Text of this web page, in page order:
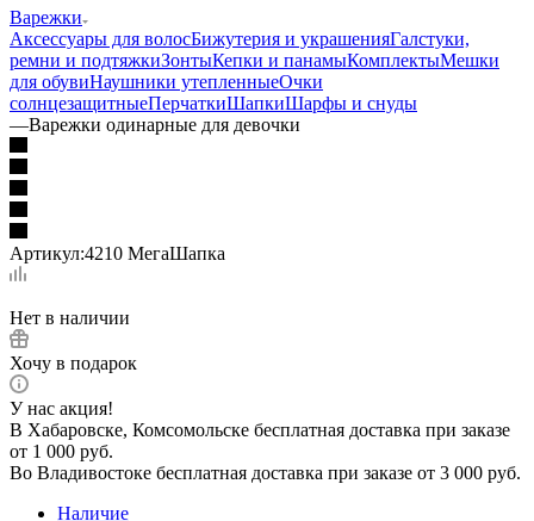
Варежки
Аксессуары для волосБижутерия и украшенияГалстуки,
ремни и подтяжкиЗонтыКепки и панамыКомплектыМешки
для обувиНаушники утепленныеОчки
солнцезащитныеПерчаткиШапкиШарфы и снуды
—Варежки одинарные для девочки
Артикул:4210 МегаШапка
Нет в наличии
Хочу в подарок
У нас акция!
В Хабаровске, Комсомольске бесплатная доставка при заказе
от 1 000 руб.
Во Владивостоке бесплатная доставка при заказе от 3 000 руб.
Наличие